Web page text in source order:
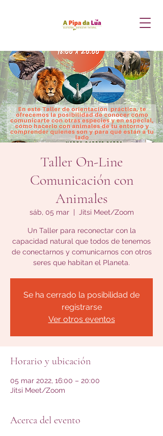
Taller On-Line
Comunicación con
Animales
sáb, 05 mar
  |
Jitsi Meet/Zoom
Un Taller para reconectar con la
capacidad natural que todos de tenemos
de conectarnos y comunicarnos con otros
seres que habitan el Planeta.
Se ha cerrado la posibilidad de
registrarse
Ver otros eventos
Horario y ubicación
05 mar 2022, 16:00 – 20:00
Jitsi Meet/Zoom
Acerca del evento